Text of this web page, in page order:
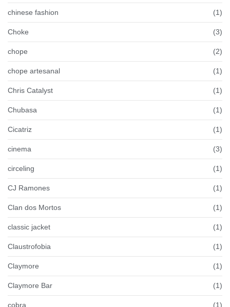
chinese fashion (1)
Choke (3)
chope (2)
chope artesanal (1)
Chris Catalyst (1)
Chubasa (1)
Cicatriz (1)
cinema (3)
circeling (1)
CJ Ramones (1)
Clan dos Mortos (1)
classic jacket (1)
Claustrofobia (1)
Claymore (1)
Claymore Bar (1)
cobra (1)